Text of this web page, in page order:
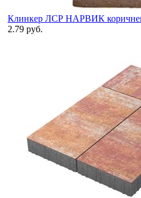
Клинкер ЛСР НАРВИК
2.79 руб.